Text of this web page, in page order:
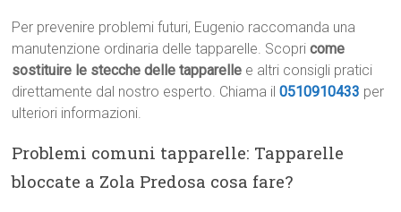
Per prevenire problemi futuri, Eugenio raccomanda una
manutenzione ordinaria delle tapparelle. Scopricome
sostituire le stecche delle tapparelle e altri consigli pratici
direttamente dal nostro esperto. Chiama il0510910433 per
ulteriori informazioni.
Problemi comuni tapparelle: Tapparelle
bloccate a Zola Predosa cosa fare?